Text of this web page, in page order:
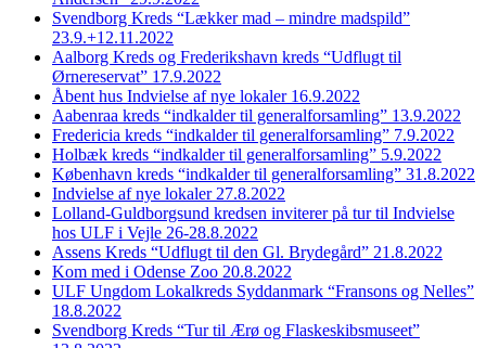
Svendborg Kreds “Lækker mad – mindre madspild”
23.9.+12.11.2022
Aalborg Kreds og Frederikshavn kreds “Udflugt til
Ørnereservat” 17.9.2022
Åbent hus Indvielse af nye lokaler 16.9.2022
Aabenraa kreds “indkalder til generalforsamling” 13.9.2022
Fredericia kreds “indkalder til generalforsamling” 7.9.2022
Holbæk kreds “indkalder til generalforsamling” 5.9.2022
København kreds “indkalder til generalforsamling” 31.8.2022
Indvielse af nye lokaler 27.8.2022
Lolland-Guldborgsund kredsen inviterer på tur til Indvielse
hos ULF i Vejle 26-28.8.2022
Assens Kreds “Udflugt til den Gl. Brydegård” 21.8.2022
Kom med i Odense Zoo 20.8.2022
ULF Ungdom Lokalkreds Syddanmark “Fransons og Nelles”
18.8.2022
Svendborg Kreds “Tur til Ærø og Flaskeskibsmuseet”